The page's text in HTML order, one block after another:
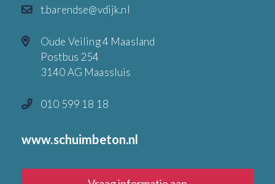
t.barendse@vdijk.nl
Oude Veiling 4 Maasland
Postbus 254
3140 AG Maassluis
010 599 18 18
www.schuimbeton.nl